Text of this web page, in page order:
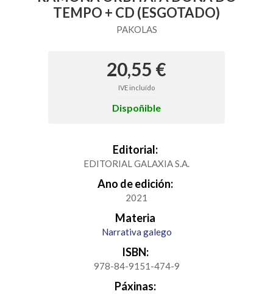
TEMPO + CD (ESGOTADO)
PAKOLAS
20,55 €
IVE incluído
Dispoñible
Editorial:
EDITORIAL GALAXIA S.A.
Ano de edición:
2021
Materia
Narrativa galego
ISBN:
978-84-9151-474-9
Páxinas: